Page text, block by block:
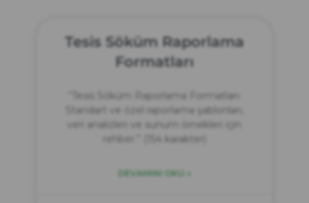
Tesis Söküm Raporlama
Formatları
“Tesis Söküm Raporlama Formatları:
Standart ve özel raporlama şablonları,
veri analizleri ve sunum örnekleri için
rehber.” (154 karakter)
DEVAMINI OKU »